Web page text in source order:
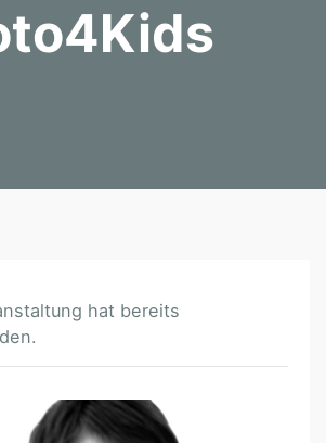
hat bereits